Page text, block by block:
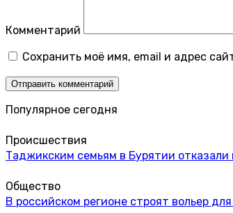
Комментарий
Сохранить моё имя, email и адрес
Популярное сегодня
Происшествия
Таджикским семьям в Бурятии
Общество
В российском регионе строят вольер